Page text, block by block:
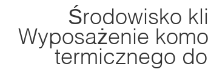
Środowisko
Wyposażenie
termicznego